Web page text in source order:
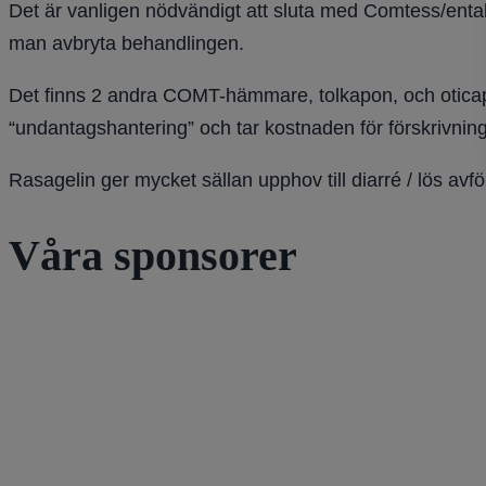
Det är vanligen nödvändigt att sluta med Comtess/
man avbryta behandlingen.
Det finns 2 andra COMT-hämmare, tolkapon, och
“undantagshantering” och tar kostnaden för
Rasagelin ger mycket sällan upphov till diarré / lös
Våra sponsorer